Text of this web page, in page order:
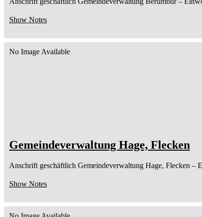
Show Notes
No Image Available
Gemeindeverwaltung Hage, Flecken
Anschrift geschäftlich Gemeindeverwaltung Hage, Flecken –
Show Notes